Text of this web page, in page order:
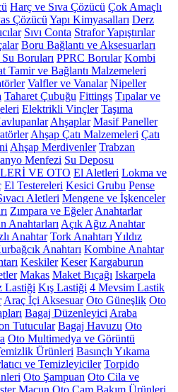
Harç ve Sıva Çözücü Çok Amaçlı
Çözücü Yapı Kimyasalları Derz
Sıvı Conta Strafor Yapıştırılar
Boru Bağlantı ve Aksesuarları
Boruları PPRC Borular Kombi
Tamir ve Bağlantı Malzemeleri
Valfler ve Vanalar Nipeller
Taharet Çubuğu Fittings Tıpalar ve
Elektrikli Vinçler Taşıma
Ahşaplar Masif Paneller
Ahşap Çatı Malzemeleri Çatı
Ahşap Merdivenler Trabzan
Menfezi Su Deposu
VE OTO El Aletleri Lokma ve
El Testereleri Kesici Grubu Pense
Aletleri Mengene ve İşkenceler
Zımpara ve Eğeler Anahtarlar
Anahtarları Açık Ağız Anahtar
Anahtar Tork Anahtarı Yıldız
Anahtarı Kombine Anahtar
Keskiler Keser Kargaburun
Makas Maket Bıçağı Iskarpela
Lastiği Kış Lastiği 4 Mevsim Lastik
Araç İçi Aksesuar Oto Güneşlik Oto
Bagaj Düzenleyici Araba
Tutucular Bagaj Havuzu Oto
Oto Multimedya ve Görüntü
Ürünleri Basınçlı Yıkama
ve Temizleyiciler Torpido
Oto Şampuan Oto Cila ve
Macun Oto Cam Bakım Ürünleri